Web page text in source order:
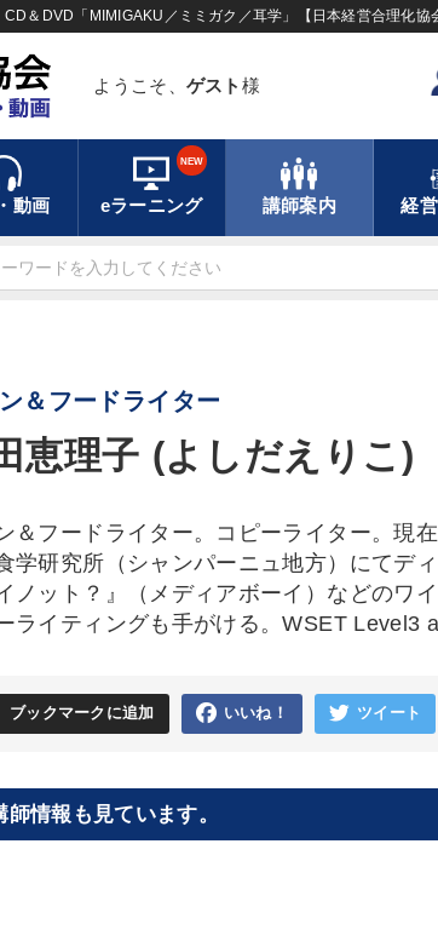
＆DVD「MIMIGAKU／ミミガク／耳学」【日本経営合理化協
ようこそ、 ゲスト 様
動画 eラーニング
NEW
講師案内 経
＆フードライター
恵理子 (よしだえりこ)
＆フードライター。コピーライター。現
学研究所（シャンパーニュ地方）にてデ
イノット？』（メディアボーイ）などのワ
ライティングも手がける。WSET Level3
ブックマークに追加 いいね！ ツイート
情報も見ています。